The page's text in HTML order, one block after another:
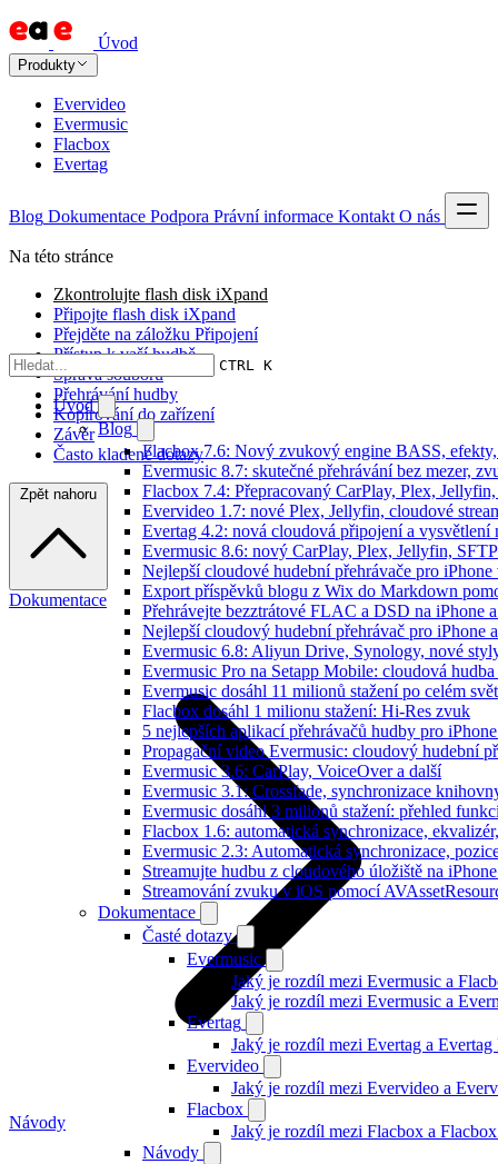
Úvod
Produkty
Evervideo
Evermusic
Flacbox
Evertag
Blog Dokumentace Podpora Právní informace Kontakt O nás
CTRL K
Úvod
Blog
Flacbox 7.6: Nový zvukový engine BASS,
Evermusic 8.7: skutečné přehrávání bez mezer,
Flacbox 7.4: Přepracovaný CarPlay, Plex,
Evervideo 1.7: nové Plex, Jellyfin, cloudové
Evertag 4.2: nová cloudová připojení a vysvětlení
Evermusic 8.6: nový CarPlay, Plex, Jellyfin,
Nejlepší cloudové hudební přehrávače pro iPhone
Export příspěvků blogu z Wix do Markdown
Přehrávejte bezztrátové FLAC a DSD na iPhone
Nejlepší cloudový hudební přehrávač pro iPhone
Evermusic 6.8: Aliyun Drive, Synology, nové
Evermusic Pro na Setapp Mobile: cloudová
Evermusic dosáhl 11 milionů stažení po celém
Flacbox dosáhl 1 milionu stažení: Hi-Res zvuk
5 nejlepších aplikací přehrávačů hudby pro
Propagační video Evermusic: cloudový hudební
Evermusic 3.6: CarPlay, VoiceOver a další
Evermusic 3.1: Crossfade, synchronizace
Evermusic dosáhl 3 milionů stažení: přehled
Flacbox 1.6: automatická synchronizace,
Evermusic 2.3: Automatická synchronizace,
Streamujte hudbu z cloudového úložiště na
Streamování zvuku v iOS pomocí
Dokumentace
Časté dotazy
Evermusic
Jaký je rozdíl mezi Evermusic a
Jaký je rozdíl mezi Evermusic a
Evertag
Jaký je rozdíl mezi Evertag a Evertag
Evervideo
Jaký je rozdíl mezi Evervideo a
Flacbox
Jaký je rozdíl mezi Flacbox a
Návody
Na této stránce
Zkontrolujte flash disk iXpand
Připojte flash disk iXpand
Přejděte na záložku Připojení
Přístup k vaší hudbě
Správa souborů
Přehrávání hudby
Kopírování do zařízení
Závěr
Často kladené dotazy
Zpět nahoru
Dokumentace
Návody